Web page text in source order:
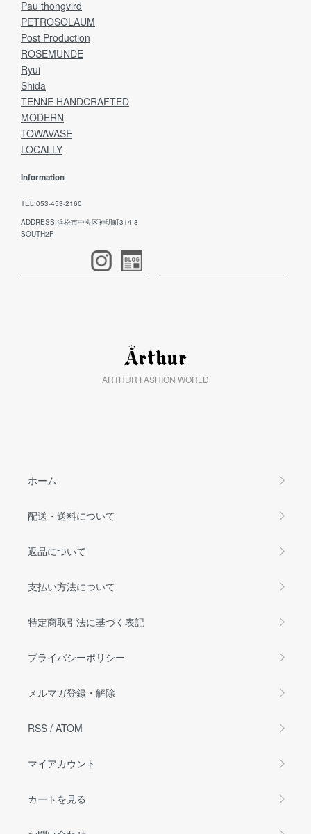
Pau thongvird
PETROSOLAUM
Post Production
ROSEMUNDE
Ryui
Shida
TENNE HANDCRAFTED
MODERN
TOWAVASE
LOCALLY
Information
TEL:053-453-2160
ADDRESS:浜松市中央区神明町314-8
SOUTH2F
ARTHUR FASHION WORLD
ホーム
配送・送料について
返品について
支払い方法について
特定商取引法に基づく表記
プライバシーポリシー
メルマガ登録・解除
RSS / ATOM
マイアカウント
カートを見る